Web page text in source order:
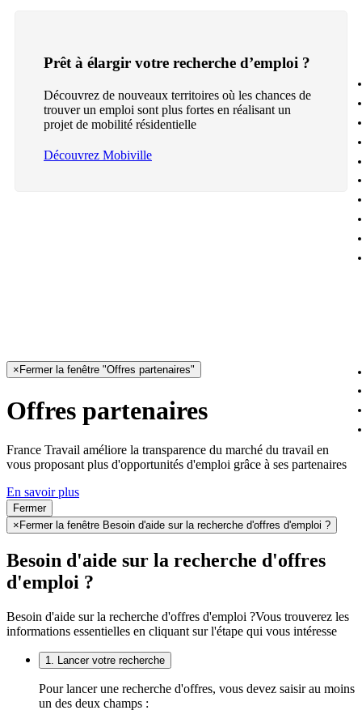
Prêt à élargir votre recherche d’emploi ?
Découvrez de nouveaux territoires où les chances de
trouver un emploi sont plus fortes en réalisant un
projet de mobilité résidentielle
Découvrez Mobiville
× Fermer la fenêtre "Offres partenaires"
Offres partenaires
France Travail améliore la transparence du marché du travail en
vous proposant plus d'opportunités d'emploi grâce à ses partenaires
En savoir plus
Fermer
× Fermer la fenêtre Besoin d'aide sur la recherche d'offres d'emploi ?
Besoin d'aide sur la recherche d'offres
d'emploi ?
Besoin d'aide sur la recherche d'offres d'emploi ?Vous trouverez les
informations essentielles en cliquant sur l'étape qui vous intéresse
1. Lancer votre recherche
Pour lancer une recherche d'offres, vous devez saisir au moins
un des deux champs :